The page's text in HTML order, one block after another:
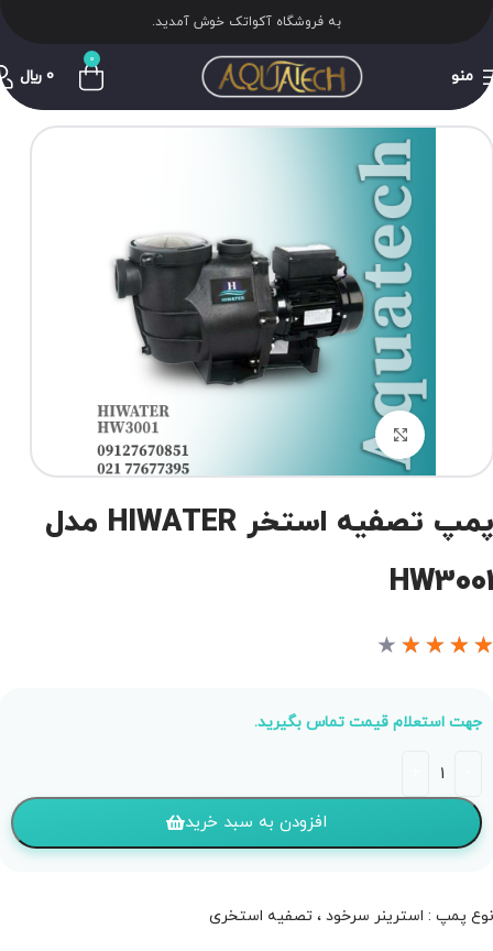
به فروشگاه آکواتک خوش آمدید.
منو
0
0 ﷼
برای بزرگنمایی کلیک کنید
پمپ تصفیه استخر HIWATER مدل
★
★
★
★
جهت استعلام قیمت تماس بگیرید.
افزودن به سبد خرید
پمپ : استرینر سرخود ، تصفیه استخری